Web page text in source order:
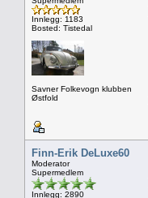
Innlegg: 1183
Bosted: Tistedal
Savner Folkevogn klubben
Østfold
Finn-Erik DeLuxe60
Moderator
Supermedlem
Innlegg: 2890